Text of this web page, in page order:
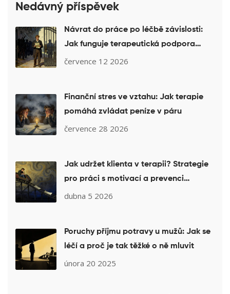
Nedávný příspěvek
Návrat do práce po léčbě závislosti:
Jak funguje terapeutická podpora
reintegrace
července 12 2026
Finanční stres ve vztahu: Jak terapie
pomáhá zvládat peníze v páru
července 28 2026
Jak udržet klienta v terapii? Strategie
pro práci s motivací a prevenci
vynechávání sezení
dubna 5 2026
Poruchy příjmu potravy u mužů: Jak se
léčí a proč je tak těžké o ně mluvit
února 20 2025